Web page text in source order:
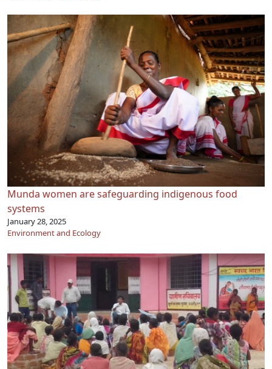
Munda women are safeguarding indigenous food
systems
January 28, 2025
Environment and Ecology